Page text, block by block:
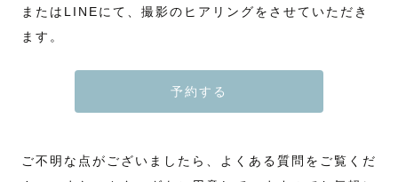
またはLINEにて、撮影のヒアリングをさせていただき
ます。
予約する
ご不明な点がございましたら、よくある質問をご覧くだ